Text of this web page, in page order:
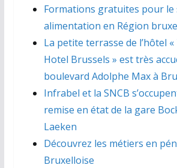
Formations gratuites pour le
alimentation en Région
La petite terrasse de l’hôtel
Hotel Brussels » est très
boulevard Adolphe Max à
Infrabel et la SNCB
remise en état de la gare
Laeken
Découvrez les métiers en
Bruxelloise